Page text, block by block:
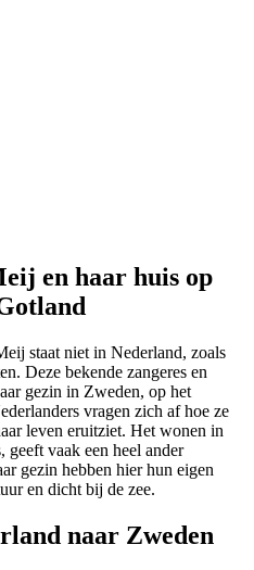
Blog
en haar huis op
staat niet in Nederland, zoals
Deze bekende zangeres en
gezin in Zweden, op het
vragen zich af hoe ze
leven eruitziet. Het wonen in
geeft vaak een heel ander
gezin hebben hier hun eigen
en dicht bij de zee.
naar Zweden